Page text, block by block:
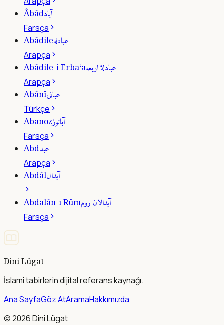
Âbâdآباد
Farsça
Abâdileعبادله
Arapça
Abâdile-i Erba‘aعبادلۀ اربعه
Arapça
Abânîعبانى
Türkçe
Abanozآبانوز
Farsça
Abdعبد
Arapça
Abdâlآبدال
Abdalân-ı Rûmآبدالان روم
Farsça
Dini Lügat
İslami tabirlerin dijital referans kaynağı.
Ana SayfaGöz AtAramaHakkımızda
©2026Dini Lügat